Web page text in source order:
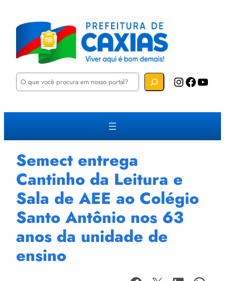
P
u
a
Instagram Facebook YouTube
Semect entrega
Cantinho da Leitura e
Sala de AEE ao Colégio
Santo Antônio nos 63
anos da unidade de
ensino